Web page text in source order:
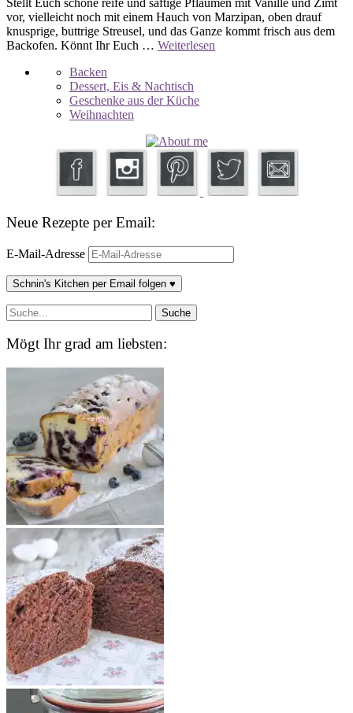
Stellt Euch schöne reife und saftige Pflaumen mit Vanille und Zimt
vor, vielleicht noch mit einem Hauch von Marzipan, oben drauf
knusprige, buttrige Streusel, und das Ganze kommt frisch aus dem
Backofen. Könnt Ihr Euch … Weiterlesen
Backen
Dessert, Eis & Nachtisch
Geschenke aus der Küche
Weihnachten
Neue Rezepte per Email:
E-Mail-Adresse
Schnin's Kitchen per Email folgen ♥
Mögt Ihr grad am liebsten: